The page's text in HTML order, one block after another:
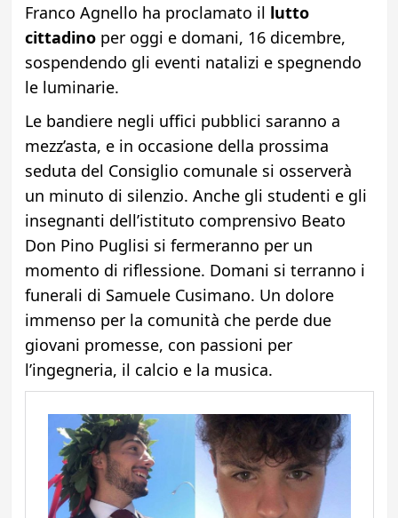
Franco Agnello ha proclamato il lutto
cittadinoper oggi e domani, 16 dicembre,
sospendendo gli eventi natalizi e spegnendo
le luminarie.
Le bandiere negli uffici pubblici saranno a
mezz’asta, e in occasione della prossima
seduta del Consiglio comunale si osserverà
un minuto di silenzio. Anche gli studenti e gli
insegnanti dell’istituto comprensivo Beato
Don Pino Puglisi si fermeranno per un
momento di riflessione. Domani si terranno i
funerali di Samuele Cusimano. Un dolore
immenso per la comunità che perde due
giovani promesse, con passioni per
l’ingegneria, il calcio e la musica.